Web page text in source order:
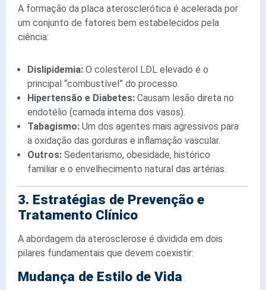
A formação da placa aterosclerótica é acelerada por
um conjunto de fatores bem estabelecidos pela
ciência:
Dislipidemia: O colesterol LDL elevado é o
principal “combustível” do processo.
Hipertensão e Diabetes: Causam lesão direta no
endotélio (camada interna dos vasos).
Tabagismo: Um dos agentes mais agressivos para
a oxidação das gorduras e inflamação vascular.
Outros: Sedentarismo, obesidade, histórico
familiar e o envelhecimento natural das artérias.
3. Estratégias de Prevenção e
Tratamento Clínico
A abordagem da aterosclerose é dividida em dois
pilares fundamentais que devem coexistir:
Mudança de Estilo de Vida